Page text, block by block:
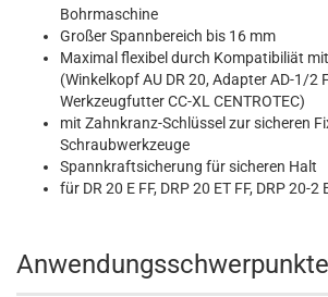
Bohrmaschine
Großer Spannbereich bis 16 mm
Maximal flexibel durch Kompatibiliät
(Winkelkopf AU DR 20, Adapter AD-1/2
Werkzeugfutter CC-XL CENTROTEC)
mit Zahnkranz-Schlüssel zur sicheren
Schraubwerkzeuge
Spannkraftsicherung für sicheren Halt
für DR 20 E FF, DRP 20 ET FF, DRP 20-2
Anwendungsschwerpunkte